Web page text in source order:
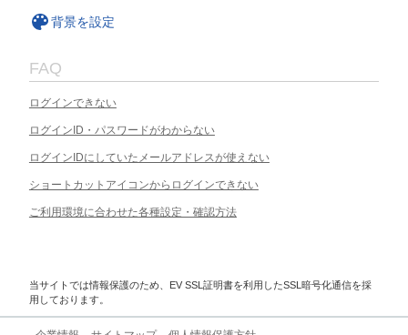
背景を設定
FAQ
ログインできない
ログインID・パスワードがわからない
ログインIDにしていたメールアドレスが使えない
ショートカットアイコンからログインできない
ご利用環境に合わせた各種設定・確認方法
当サイトでは情報保護のため、EV SSL証明書を利用したSSL暗号化通信を採
用しております。